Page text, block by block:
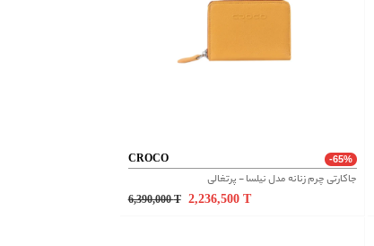
CROCO -65%
جاکارتی چرم زنانه مدل نیلسا - پرتغالی
6,390,000T 2,236,500 T